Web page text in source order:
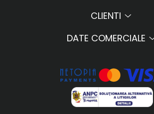
CLIENTI
DATE COMERCIALE